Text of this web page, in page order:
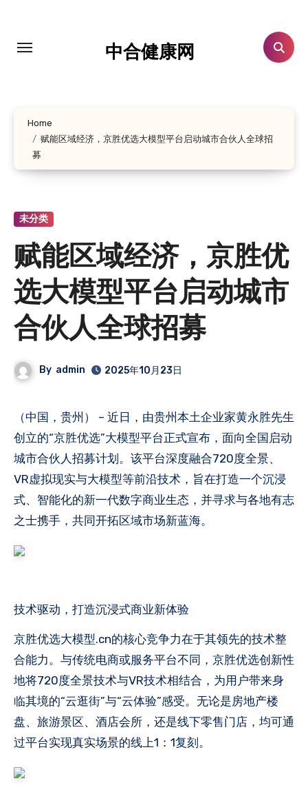
中合健康网
Home
赋能区域经济，京胜优选大模型平台启动城市合伙人全球招
募
未分类
赋能区域经济，京胜优
选大模型平台启动城市
合伙人全球招募
By admin 2025年10月23日
（中国，贵州） – 近日，由贵州本土企业家黄永胜先生
创立的“京胜优选”大模型平台正式宣布，面向全国启动
城市合伙人招募计划。该平台深度融合720度全景、
VR虚拟现实与大模型等前沿技术，旨在打造一个沉浸
式、智能化的新一代数字商业生态，并寻求与各地有志
之士携手，共同开拓区域市场新蓝海。
技术驱动，打造沉浸式商业新体验
京胜优选大模型.cn的核心竞争力在于其领先的技术整
合能力。与传统电商或服务平台不同，京胜优选创新性
地将720度全景技术与VR技术相结合，为用户带来身
临其境的“云逛街”与“云体验”感受。无论是房地产楼
盘、旅游景区、酒店会所，还是线下零售门店，均可通
过平台实现真实场景的线上1：1复刻。